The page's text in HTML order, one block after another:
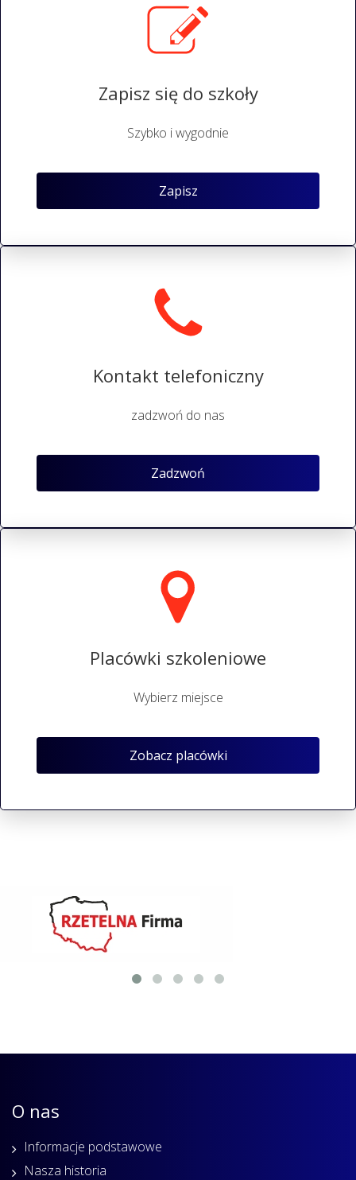
Zapisz się do szkoły
Szybko i wygodnie
Zapisz
Kontakt telefoniczny
zadzwoń do nas
Zadzwoń
Placówki szkoleniowe
Wybierz miejsce
Zobacz placówki
O nas
Informacje podstawowe
Nasza historia